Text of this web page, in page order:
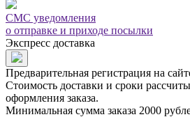
СМС уведомления
о отправке и приходе посылки
Экспресс доставка
Предварительная регистрация на
Стоимость доставки и сроки
оформления заказа.
Минимальная сумма заказа 2000